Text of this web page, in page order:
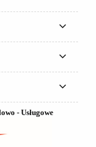
- Usługowe